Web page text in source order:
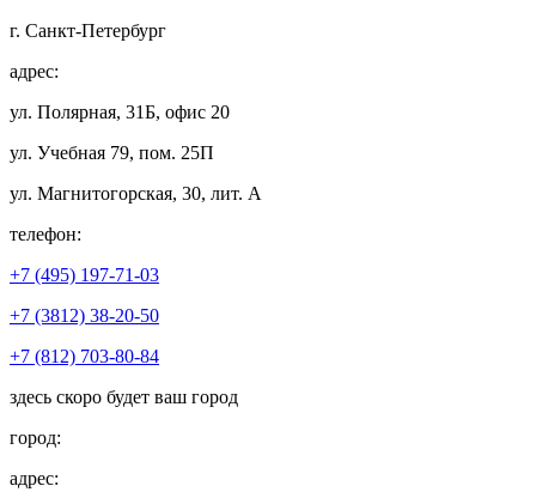
г. Санкт-Петербург
адрес:
ул. Полярная, 31Б, офис 20
ул. Учебная 79, пом. 25П
ул. Магнитогорская, 30, лит. А
телефон:
+7 (495) 197-71-03
+7 (3812) 38-20-50
+7 (812) 703-80-84
здесь скоро будет ваш город
город:
адрес: